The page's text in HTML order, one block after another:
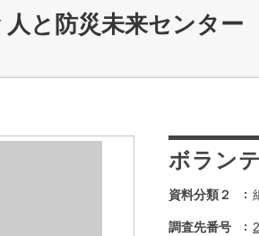
人と防災未来センタ
ボラン
資料分類２
調査先番号